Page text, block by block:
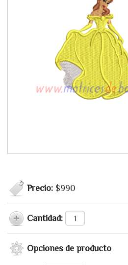
Precio: $990
Cantidad:
Opciones de producto